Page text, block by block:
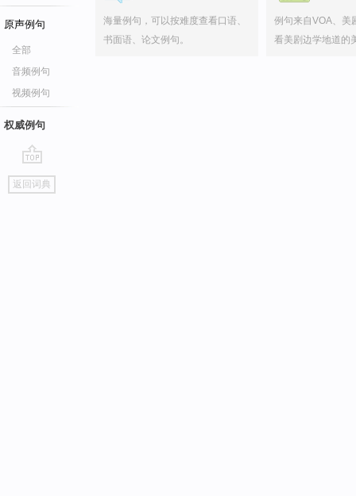
原声例句
全部
音频例句
视频例句
权威例句
go
top
返回词典
海量例句，可以按难度查看口语、
书面语、论文例句。
例句来自VOA、美
看美剧边学地道的